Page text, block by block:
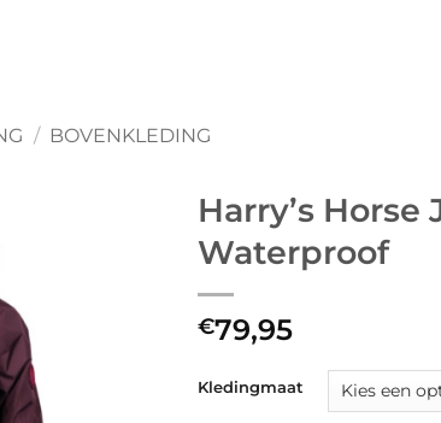
/ BOVENKLEDING
Harry’s Horse
Waterproof
€79,95
Kledingmaat